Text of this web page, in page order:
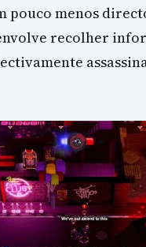
pouco menos
recolher